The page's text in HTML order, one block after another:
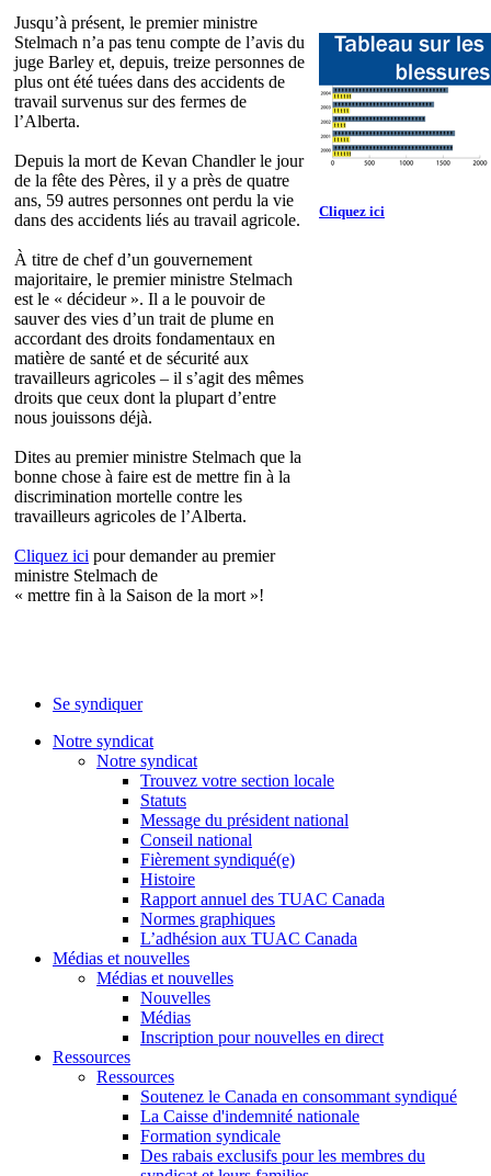
Jusqu’à présent, le premier ministre
Stelmach n’a pas tenu compte de l’avis du
juge Barley et, depuis, treize personnes de
plus ont été tuées dans des accidents de
travail survenus sur des fermes de
l’Alberta.
Depuis la mort de Kevan Chandler le jour
de la fête des Pères, il y a près de quatre
ans, 59 autres personnes ont perdu la vie
dans des accidents liés au travail agricole.
À titre de chef d’un gouvernement
majoritaire, le premier ministre Stelmach
est le « décideur ». Il a le pouvoir de
sauver des vies d’un trait de plume en
accordant des droits fondamentaux en
matière de santé et de sécurité aux
travailleurs agricoles – il s’agit des mêmes
droits que ceux dont la plupart d’entre
nous jouissons déjà.
Dites au premier ministre Stelmach que la
bonne chose à faire est de mettre fin à la
discrimination mortelle contre les
travailleurs agricoles de l’Alberta.
Cliquez ici pour demander au premier
ministre Stelmach de
« mettre fin à la Saison de la mort »!
Cliquez ici
Se syndiquer
Notre syndicat
Notre syndicat
Trouvez votre section locale
Statuts
Message du président national
Conseil national
Fièrement syndiqué(e)
Histoire
Rapport annuel des TUAC Canada
Normes graphiques
L’adhésion aux TUAC Canada
Médias et nouvelles
Médias et nouvelles
Nouvelles
Médias
Inscription pour nouvelles en direct
Ressources
Ressources
Soutenez le Canada en consommant syndiqué
La Caisse d'indemnité nationale
Formation syndicale
Des rabais exclusifs pour les membres du